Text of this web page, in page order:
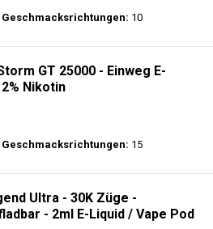
10
GT 25000 - Einweg E-
Nikotin
15
Ultra - 30K Züge -
- 2ml E-Liquid / Vape Pod